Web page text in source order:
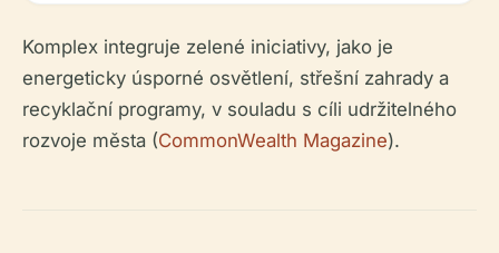
Komplex integruje zelené iniciativy, jako je
energeticky úsporné osvětlení, střešní zahrady a
recyklační programy, v souladu s cíli udržitelného
rozvoje města (CommonWealth Magazine).